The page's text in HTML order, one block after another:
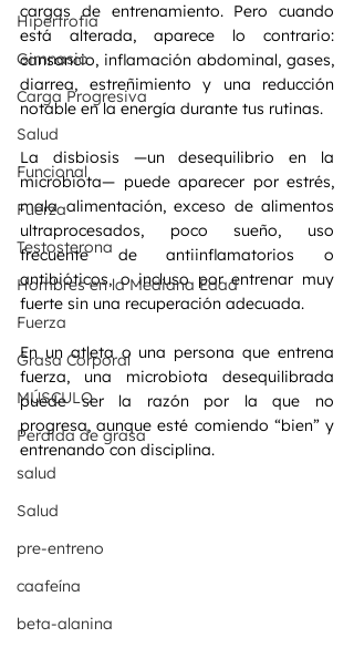
Hipertrofia
Gimnasio
Carga Progresiva
Salud
Funcional
Fuerza
Testosterona
Hombres en la Mediana Edad
Fuerza
Grasa Corporal
MÚSCULO
Perdida de grasa
salud
Salud
pre-entreno
caafeína
beta-alanina
cargas de entrenamiento. Pero cuando
está alterada, aparece lo contrario:
cansancio, inflamación abdominal, gases,
diarrea, estreñimiento y una reducción
notable en la energía durante tus rutinas.
La disbiosis —un desequilibrio en la
microbiota— puede aparecer por estrés,
mala alimentación, exceso de alimentos
ultraprocesados, poco sueño, uso
frecuente de antiinflamatorios o
antibióticos, o incluso por entrenar muy
fuerte sin una recuperación adecuada.
En un atleta o una persona que entrena
fuerza, una microbiota desequilibrada
puede ser la razón por la que no
progresa, aunque esté comiendo “bien” y
entrenando con disciplina.